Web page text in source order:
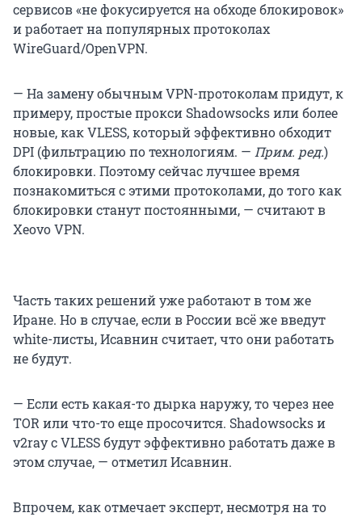
сервисов «не фокусируется на обходе блокировок»
и работает на популярных протоколах
WireGuard/OpenVPN.
— На замену обычным VPN-протоколам придут, к
примеру, простые прокси Shadowsocks или более
новые, как VLESS, который эффективно обходит
DPI (фильтрацию по технологиям. — Прим. ред.)
блокировки. Поэтому сейчас лучшее время
познакомиться с этими протоколами, до того как
блокировки станут постоянными, — считают в
Xeovo VPN.
Часть таких решений уже работают в том же
Иране. Но в случае, если в России всё же введут
white-листы, Исавнин считает, что они работать
не будут.
— Если есть какая-то дырка наружу, то через нее
TOR или что-то еще просочится. Shadowsocks и
v2ray c VLESS будут эффективно работать даже в
этом случае, — отметил Исавнин.
Впрочем, как отмечает эксперт, несмотря на то